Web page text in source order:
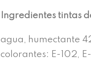
Ingredientes tintas
agua, humectante
colorantes: E-102, E-